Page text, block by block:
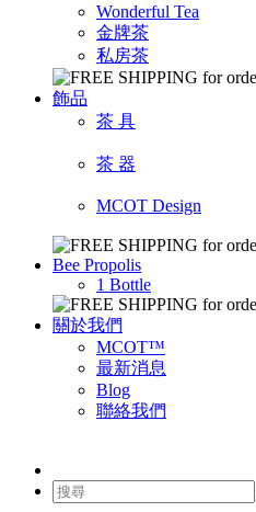
Wonderful Tea
金牌茶
私房茶
飾品
茶 具
茶 器
MCOT Design
Bee Propolis
1 Bottle
關於我們
MCOT™
最新消息
Blog
聯絡我們